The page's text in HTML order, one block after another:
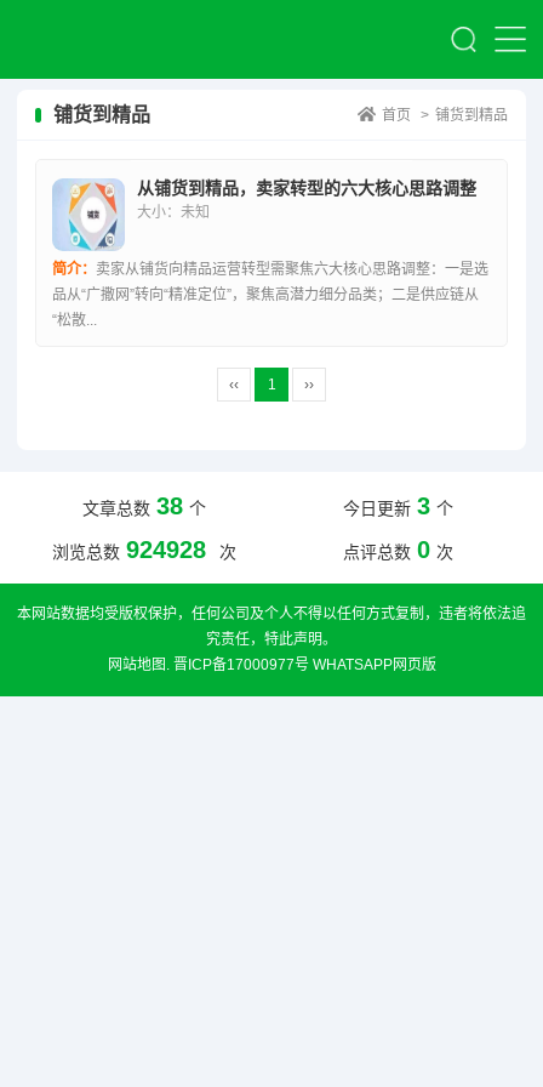
铺货到精品 首页 > 铺货到精品
从铺货到精品，卖家转型的六大核心思路调整
大小：未知
简介： 卖家从铺货向精品运营转型需聚焦六大核心思路调整：一是选
品从“广撒网”转向“精准定位”，聚焦高潜力细分品类；二是供应链从
“松散...
‹‹ 1 ››
文章总数 38 个 今日更新 3 个
浏览总数 924928 次 点评总数 0 次
本网站数据均受版权保护，任何公司及个人不得以任何方式复制，违者将依法追
究责任，特此声明。
网站地图 晋ICP备17000977号 WHATSAPP网页版